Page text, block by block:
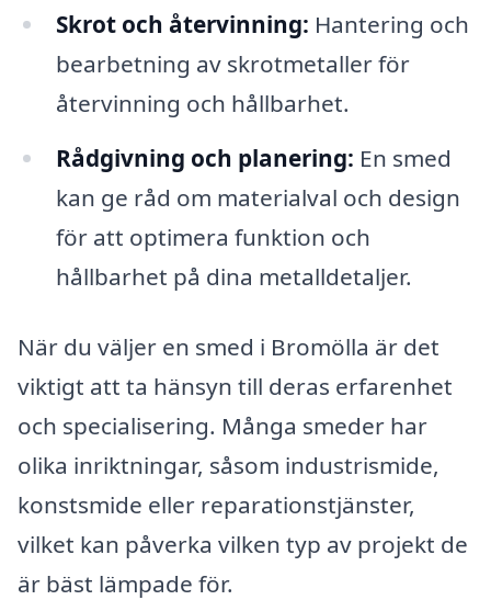
Skrot och återvinning: Hantering och
bearbetning av skrotmetaller för
återvinning och hållbarhet.
Rådgivning och planering: En smed
kan ge råd om materialval och design
för att optimera funktion och
hållbarhet på dina metalldetaljer.
När du väljer en smed i Bromölla är det
viktigt att ta hänsyn till deras erfarenhet
och specialisering. Många smeder har
olika inriktningar, såsom industrismide,
konstsmide eller reparationstjänster,
vilket kan påverka vilken typ av projekt de
är bäst lämpade för.